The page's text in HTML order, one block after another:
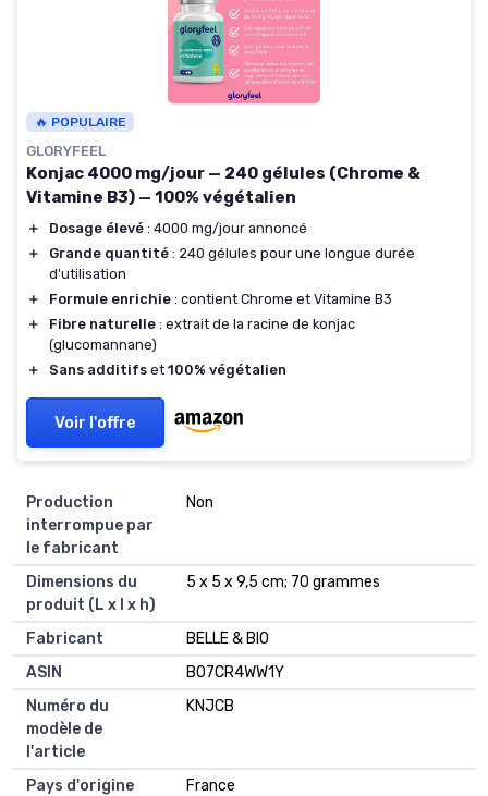
🔥 POPULAIRE
GLORYFEEL
Konjac 4000 mg/jour — 240 gélules (Chrome &
Vitamine B3) — 100% végétalien
＋ Dosage élevé : 4000 mg/jour annoncé
＋
Grande quantité : 240 gélules pour une longue durée
d'utilisation
＋
Formule enrichie : contient Chrome et Vitamine B3
＋
Fibre naturelle : extrait de la racine de konjac
(glucomannane)
＋
Sans additifs et 100% végétalien
Voir l'offre
Production
interrompue par
le fabricant
Non
Dimensions du
produit (L x l x h)
5 x 5 x 9,5 cm; 70 grammes
Fabricant
BELLE & BIO
ASIN
B07CR4WW1Y
Numéro du
modèle de
l'article
KNJCB
Pays d'origine
France